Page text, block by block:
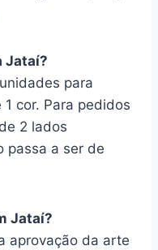
Jataí?
para
cor. Para pedidos
2 lados
passa a ser de
Jataí?
aprovação da arte